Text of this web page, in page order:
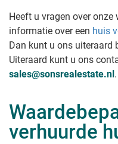
Heeft u vragen over
informatie over een huis
Dan kunt u ons uiteraard
Uiteraard kunt u ons
sales@sonsrealestate.nl.
verhuurde